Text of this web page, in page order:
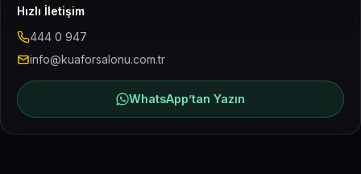
Hızlı İletişim
444 0 947
info@kuaforsalonu.com.tr
WhatsApp’tan Yazın